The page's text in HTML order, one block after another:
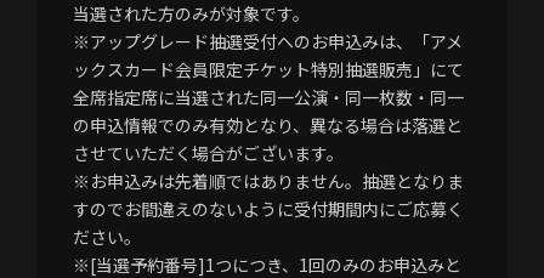
当選された方のみが対象です。
※アップグレード抽選受付へのお申込みは、「アメ
ックスカード会員限定チケット特別抽選販売」にて
全席指定席に当選された同一公演・同一枚数・同一
の申込情報でのみ有効となり、異なる場合は落選と
させていただく場合がございます。
※お申込みは先着順ではありません。抽選となりま
すのでお間違えのないように受付期間内にご応募く
ださい。
※[当選予約番号]1つにつき、1回のみのお申込みと